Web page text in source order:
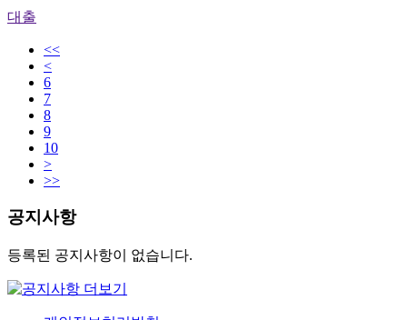
대출
<<
<
6
7
8
9
10
>
>>
공지사항
등록된 공지사항이 없습니다.